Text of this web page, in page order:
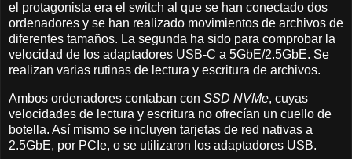
el protagonista era el switch al que se han conectado dos
ordenadores y se han realizado movimientos de archivos de
diferentes tamaños. La segunda ha sido para comprobar la
velocidad de los adaptadores USB-C a 5GbE/2.5GbE. Se
realizan varias rutinas de lectura y escritura de archivos.
Ambos ordenadores contaban con SSD NVMe, cuyas
velocidades de lectura y escritura no ofrecían un cuello de
botella. Así mismo se incluyen tarjetas de red nativas a
2.5GbE, por PCIe, o se utilizaron los adaptadores USB.